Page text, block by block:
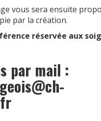
vous sera ensuite
par la création.
réservée aux
par mail :